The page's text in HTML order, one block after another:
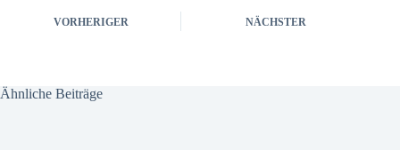
VORHERIGER NÄCHSTER
Ähnliche Beiträge